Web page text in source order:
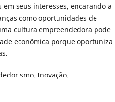
seus interesses, encarando a
como oportunidades de
cultura empreendedora pode
econômica porque oportuniza
Inovação.